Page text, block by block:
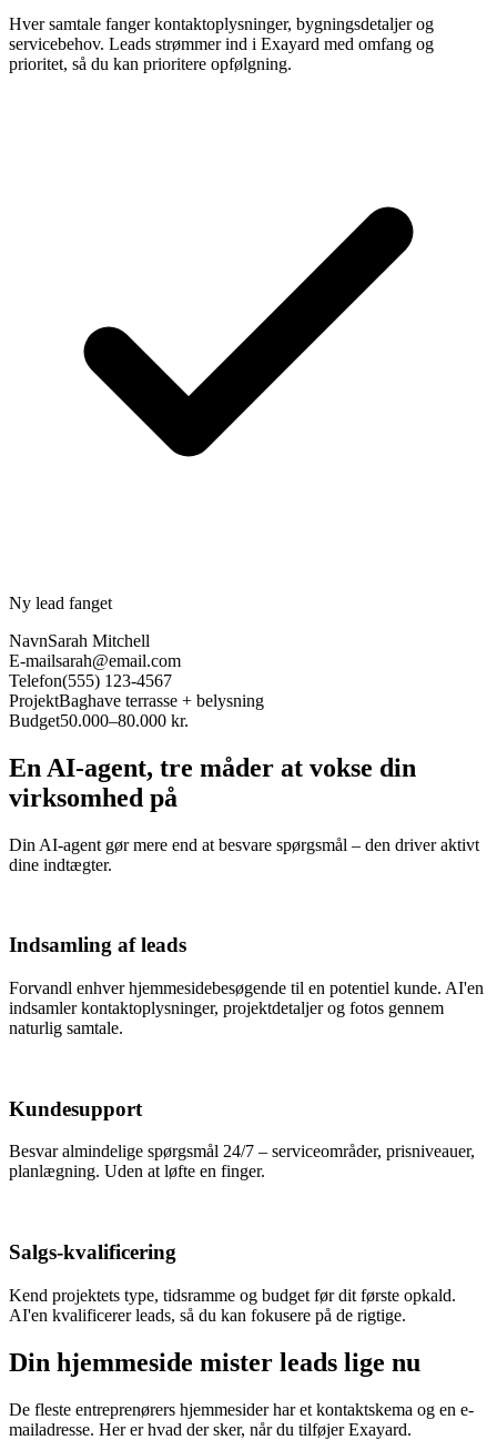
Hver samtale fanger kontaktoplysninger, bygningsdetaljer og
servicebehov. Leads strømmer ind i Exayard med omfang og
prioritet, så du kan prioritere opfølgning.
Ny lead fanget
NavnSarah Mitchell
E-mailsarah@email.com
Telefon(555) 123-4567
ProjektBaghave terrasse + belysning
Budget50.000–80.000 kr.
En AI-agent, tre måder at vokse din
virksomhed på
Din AI-agent gør mere end at besvare spørgsmål – den driver aktivt
dine indtægter.
Indsamling af leads
Forvandl enhver hjemmesidebesøgende til en potentiel kunde. AI'en
indsamler kontaktoplysninger, projektdetaljer og fotos gennem
naturlig samtale.
Kundesupport
Besvar almindelige spørgsmål 24/7 – serviceområder, prisniveauer,
planlægning. Uden at løfte en finger.
Salgs-kvalificering
Kend projektets type, tidsramme og budget før dit første opkald.
AI'en kvalificerer leads, så du kan fokusere på de rigtige.
Din hjemmeside mister leads lige nu
De fleste entreprenørers hjemmesider har et kontaktskema og en e-
mailadresse. Her er hvad der sker, når du tilføjer Exayard.